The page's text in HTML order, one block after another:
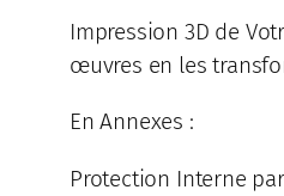
Impression 3D de
œuvres en les
En Annexes :
Protection Interne